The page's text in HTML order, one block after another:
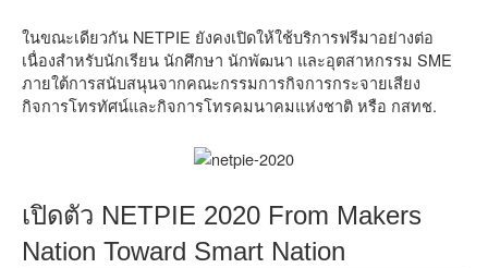
ในขณะเดียวกัน NETPIE ยังคงเปิดให้ใช้บริการฟรีมาอย่างต่อ
เนื่องสำหรับนักเรียน นักศึกษา นักพัฒนา และอุตสาหกรรม SME
ภายใต้การสนับสนุนจากคณะกรรมการกิจการกระจายเสียง
กิจการโทรทัศน์และกิจการโทรคมนาคมแห่งชาติ หรือ กสทช.
เปิดตัว NETPIE 2020 From Makers
Nation Toward Smart Nation